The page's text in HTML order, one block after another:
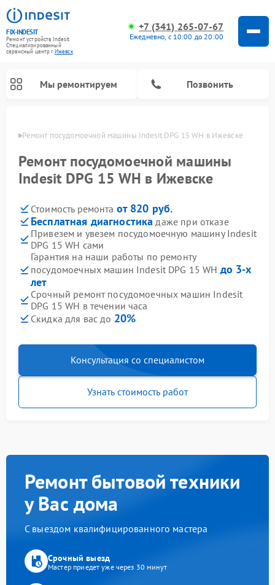
FIX-INDESIT
Ремонт устройств Indesit
Специализированный
cервисный центр г.Ижевск
+7 (341) 265-07-67
Ежедневно, с 10:00 до 20:00
Мы ремонтируем Позвонить
Ремонт посудомоечной машины Indesit DPG 15 WH в Ижевске
Ремонт посудомоечной машины
Indesit DPG 15 WH в Ижевске
Стоимость ремонта от 820 руб.
Бесплатная диагностика даже при отказе
Привезем и увезем посудомоечную машину Indesit
DPG 15 WH сами
Гарантия на наши работы по ремонту
посудомоечных машин Indesit DPG 15 WH до 3-х
лет
Срочный ремонт посудомоечных машин Indesit
DPG 15 WH в течении часа
Скидка для вас до 20%
Консультация со специалистом
Узнать стоимость работ
Ремонт бытовой техники
у Вас дома
С выездом квалифицированного мастера
Срочный выезд
Мастер приедет уже через 30 минут